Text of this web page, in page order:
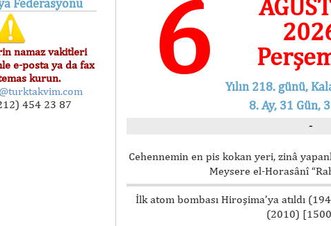
Federasyonu
namaz vakitleri
e-posta ya da fax
kurun.
454 23 87
6
Yılın 218. günü,
8. Ay, 31 Gün,
-
Cehennemin en pis kokan yeri, zinâ
Meysere el-Horasânî
İlk atom bombası Hiroşima’ya atıldı
(2010)